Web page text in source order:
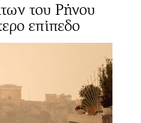
του Ρήνου
επίπεδο